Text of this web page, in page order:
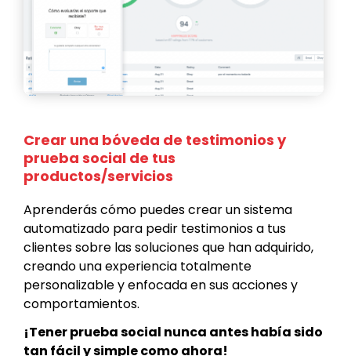
Crear una bóveda de testimonios y
prueba social de tus
productos/servicios
Aprenderás cómo puedes crear un sistema
automatizado para pedir testimonios a tus
clientes sobre las soluciones que han adquirido,
creando una experiencia totalmente
personalizable y enfocada en sus acciones y
comportamientos.
¡Tener prueba social nunca antes había sido
tan fácil y simple como ahora!